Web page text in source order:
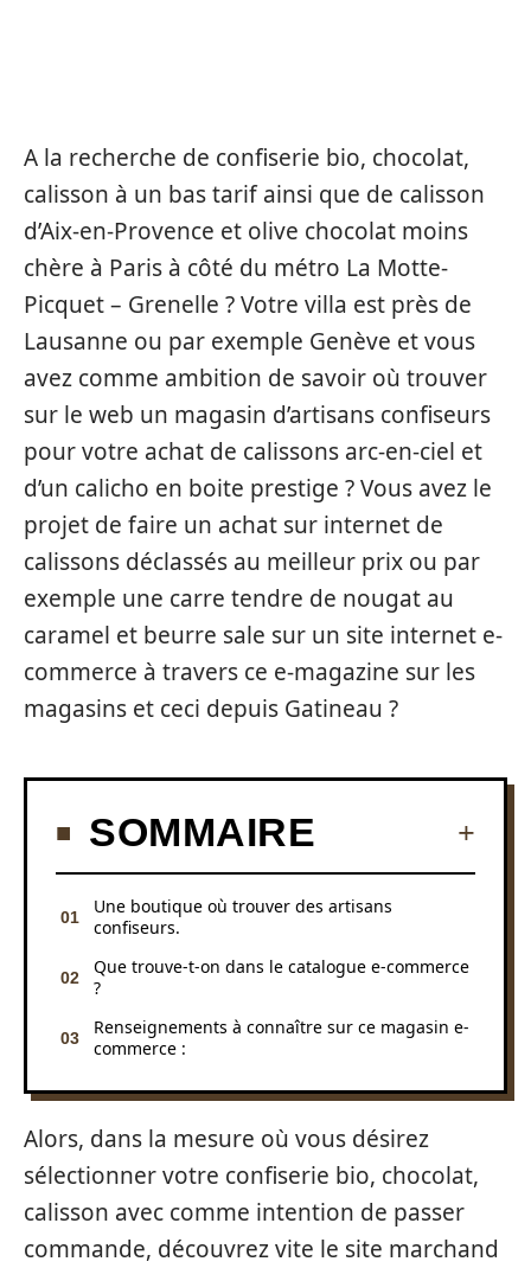
A la recherche de confiserie bio, chocolat,
calisson à un bas tarif ainsi que de calisson
d’Aix-en-Provence et olive chocolat moins
chère à Paris à côté du métro La Motte-
Picquet – Grenelle ? Votre villa est près de
Lausanne ou par exemple Genève et vous
avez comme ambition de savoir où trouver
sur le web un magasin d’artisans confiseurs
pour votre achat de calissons arc-en-ciel et
d’un calicho en boite prestige ? Vous avez le
projet de faire un achat sur internet de
calissons déclassés au meilleur prix ou par
exemple une carre tendre de nougat au
caramel et beurre sale sur un site internet e-
commerce à travers ce e-magazine sur les
magasins et ceci depuis Gatineau ?
SOMMAIRE
Une boutique où trouver des artisans
confiseurs.
Que trouve-t-on dans le catalogue e-commerce
?
Renseignements à connaître sur ce magasin e-
commerce :
Alors, dans la mesure où vous désirez
sélectionner votre confiserie bio, chocolat,
calisson avec comme intention de passer
commande, découvrez vite le site marchand